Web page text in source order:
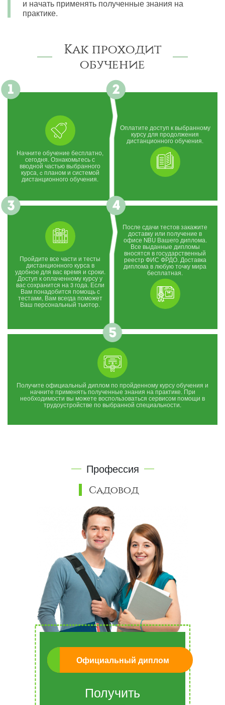
и начать применять полученные знания на
практике.
Как проходит
обучение
Начните обучение бесплатно,
сегодня. Ознакомьтесь с
вводной частью выбранного
курса, c планом и системой
дистанционного обучения.
Оплатите доступ к выбранному
курсу для продолжения
дистанционного обучения.
Пройдите все части и тесты
дистанционного курса в
удобное для вас время и сроки.
Доступ к оплаченному курсу у
вас сохранится на 3 года. Если
Вам понадобится помощь с
тестами, Вам всегда поможет
Ваш персональный тьютор.
После сдачи тестов закажите
доставку или получение в
офисе NBU Вашего диплома.
Все выданные дипломы
вносятся в государственный
реестр ФИС ФРДО. Доставка
диплома в любую точку мира
бесплатная.
Получите официальный диплом по пройденному курсу обучения и
начните применять полученные знания на практике. При
необходимости вы можете воспользоваться сервисом помощи в
трудоустройстве по выбранной специальности.
Профессия
Садовод
Официальный диплом
Получить